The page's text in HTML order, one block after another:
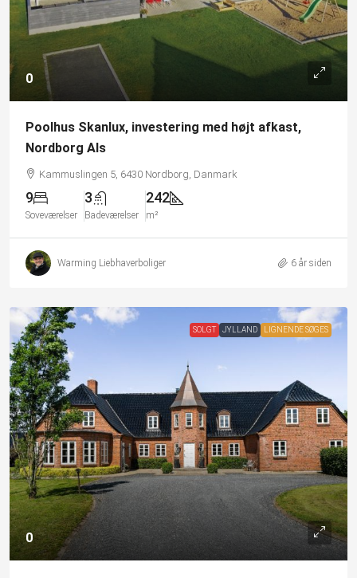
0
Poolhus Skanlux, investering med højt afkast,
Nordborg Als
Kammuslingen 5, 6430 Nordborg, Danmark
9
Soveværelser
3
Badeværelser
242
m²
Warming Liebhaverboliger 6 år siden
SOLGT JYLLAND LIGNENDE SØGES
0